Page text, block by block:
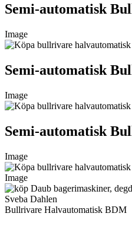
Semi-automatisk
Image
Semi-automatisk
Image
Semi-automatisk
Image
Image
Bullrivare Halvautomatisk BDM